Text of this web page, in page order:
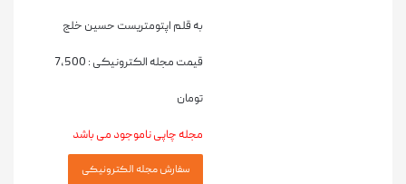
به قلم اپتومتریست حسین خلج
قیمت مجله الکترونیکی : 7,500
تومان
مجله چاپی ناموجود می باشد